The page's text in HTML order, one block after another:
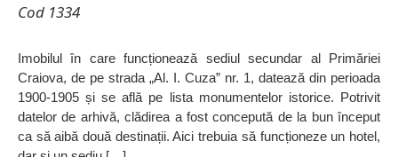
Cod 1334
Imobilul în care funcționează sediul secundar al Primăriei
Craiova, de pe strada „Al. I. Cuza” nr. 1, datează din perioada
1900-1905 și se află pe lista monumentelor istorice. Potrivit
datelor de arhivă, clădirea a fost concepută de la bun început
ca să aibă două destinații. Aici trebuia să funcționeze un hotel,